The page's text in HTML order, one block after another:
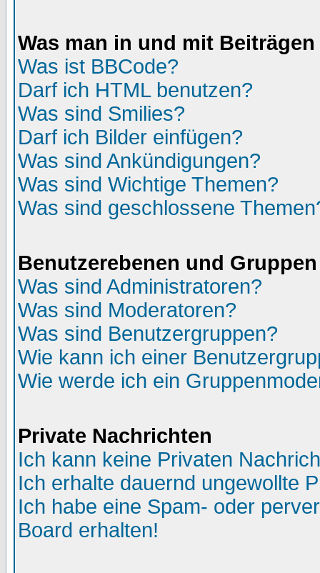
Was man in und mit
Was ist BBCode?
Darf ich HTML benutzen?
Was sind Smilies?
Darf ich Bilder einfügen?
Was sind Ankündigungen?
Was sind Wichtige Themen?
Was sind geschlossene
Benutzerebenen und Gruppen
Was sind Administratoren?
Was sind Moderatoren?
Was sind Benutzergruppen?
Wie kann ich einer
Wie werde ich ein
Private Nachrichten
Ich kann keine Privaten
Ich erhalte dauernd ungewollte
Ich habe eine Spam- oder
Board erhalten!